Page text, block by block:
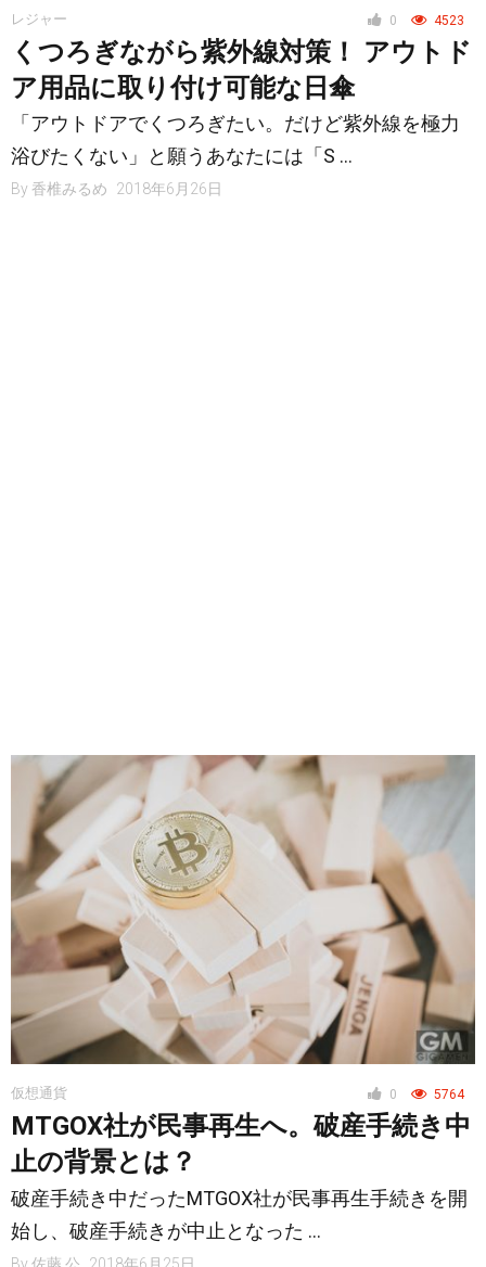
0 4523
レジャー
くつろぎながら紫外線対策！ アウトド
ア用品に取り付け可能な日傘
「アウトドアでくつろぎたい。だけど紫外線を極力
浴びたくない」と願うあなたには「S …
By 香椎みるめ 2018年6月26日
0 5764
仮想通貨
MTGOX社が民事再生へ。破産手続き中
止の背景とは？
破産手続き中だったMTGOX社が民事再生手続きを開
始し、破産手続きが中止となった …
By 佐藤 公 2018年6月25日